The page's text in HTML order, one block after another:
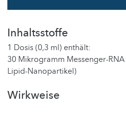
Inhaltsstoffe
1 Dosis (0,3 ml) enthält:
30 Mikrogramm Messenger-
Lipid-Nanopartikel)
Wirkweise